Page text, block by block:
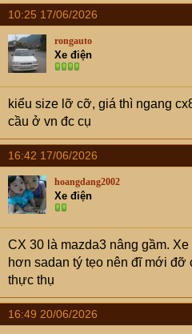
10:25 17/06/2026
rongauto
Xe điện
kiểu size lỡ cỡ, giá thì ngang
cầu ở vn đc cụ
16:42 17/06/2026
hoangdang2002
Xe điện
CX 30 là mazda3 nâng gầm.
hơn sadan tý tẹo nên đĩ mới đỡ
thực thụ
16:49 20/06/2026